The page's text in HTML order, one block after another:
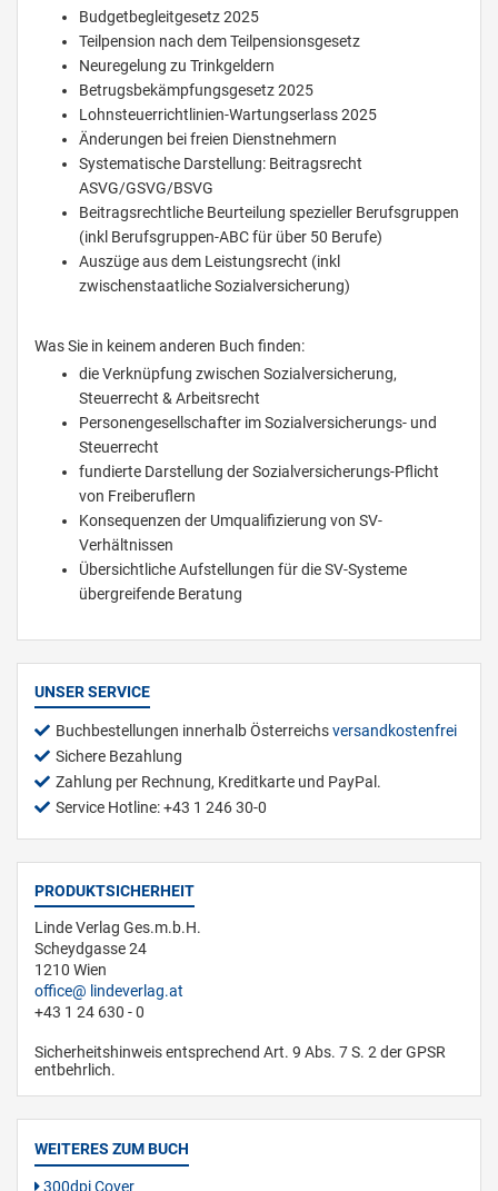
Budgetbegleitgesetz 2025
Teilpension nach dem Teilpensionsgesetz
Neuregelung zu Trinkgeldern
Betrugsbekämpfungsgesetz 2025
Lohnsteuerrichtlinien-Wartungserlass 2025
Änderungen bei freien Dienstnehmern
Systematische Darstellung: Beitragsrecht
ASVG/GSVG/BSVG
Beitragsrechtliche Beurteilung spezieller Berufsgruppen
(inkl Berufsgruppen-ABC für über 50 Berufe)
Auszüge aus dem Leistungsrecht (inkl
zwischenstaatliche Sozialversicherung)
Was Sie in keinem anderen Buch finden:
die Verknüpfung zwischen Sozialversicherung,
Steuerrecht & Arbeitsrecht
Personengesellschafter im Sozialversicherungs- und
Steuerrecht
fundierte Darstellung der Sozialversicherungs-Pflicht
von Freiberuflern
Konsequenzen der Umqualifizierung von SV-
Verhältnissen
Übersichtliche Aufstellungen für die SV-Systeme
übergreifende Beratung
UNSER SERVICE
Buchbestellungen innerhalb Österreichsversandkostenfrei
Sichere Bezahlung
Zahlung per Rechnung, Kreditkarte und PayPal.
Service Hotline: +43 1 246 30-0
PRODUKTSICHERHEIT
Linde Verlag Ges.m.b.H.
Scheydgasse 24
1210 Wien
office
lindeverlag.at
+43 1 24 630 - 0
Sicherheitshinweis entsprechend Art. 9 Abs. 7 S. 2 der GPSR
entbehrlich.
WEITERES ZUM BUCH
300dpi Cover